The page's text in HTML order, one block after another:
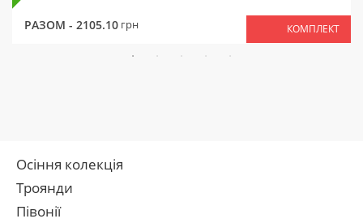
РАЗОМ - 2105.10 грн КОМПЛЕКТ
Осіння колекція
Троянди
Півонії